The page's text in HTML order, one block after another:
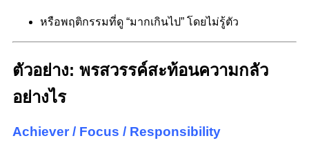
หรือพฤติกรรมที่ดู “มากเกินไป” โดยไม่รู้ตัว
ตัวอย่าง: พรสวรรค์สะท้อนความกลัว
อย่างไร
Achiever / Focus / Responsibility